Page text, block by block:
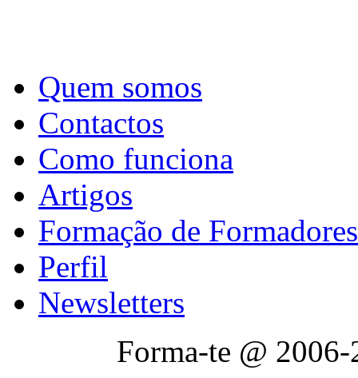
Quem somos
Contactos
Como funciona
Artigos
Formação de Formadores
Perfil
Newsletters
Forma-te @